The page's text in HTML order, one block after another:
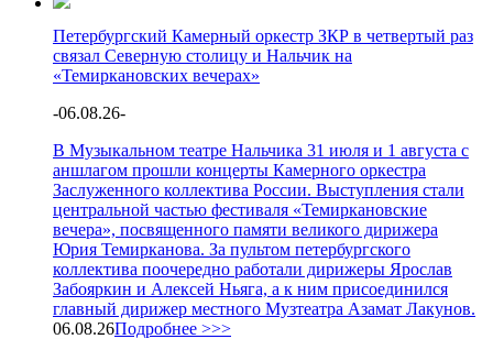
Петербургский Камерный оркестр ЗКР в четвертый раз
связал Северную столицу и Нальчик на
«Темиркановских вечерах»
-06.08.26-
В Музыкальном театре Нальчика 31 июля и 1 августа с
аншлагом прошли концерты Камерного оркестра
Заслуженного коллектива России. Выступления стали
центральной частью фестиваля «Темиркановские
вечера», посвященного памяти великого дирижера
Юрия Темирканова. За пультом петербургского
коллектива поочередно работали дирижеры Ярослав
Забояркин и Алексей Ньяга, а к ним присоединился
главный дирижер местного Музтеатра Азамат Лакунов.
06.08.26Подробнее >>>